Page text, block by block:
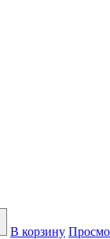
В корзину